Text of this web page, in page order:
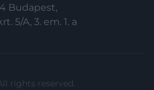
Budapest,
5/A, 3. em. 1. a
rights reserved.